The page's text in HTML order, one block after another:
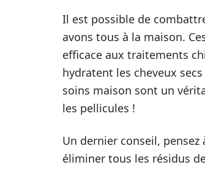
Il est possible de
avons tous à la maison.
efficace aux traitements
hydratent les cheveux
soins maison sont un
les pellicules !
Un dernier conseil,
éliminer tous les résidus